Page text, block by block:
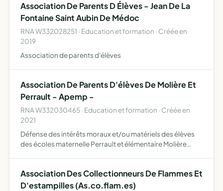
Association De Parents D Élèves - Jean De La
Fontaine Saint Aubin De Médoc
RNA W332028251 · Education et formation · Créée en
2019
Association de parents d'élèves
Association De Parents D'élèves De Molière Et
Perrault - Apemp -
RNA W332030465 · Education et formation · Créée en
2021
Défense des intérêts moraux et/ou matériels des élèves
des écoles maternelle Perrault et élémentaire Molière
Association Des Collectionneurs De Flammes Et
D'estampilles (As.co.flam.es)